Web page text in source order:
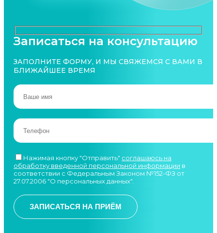
Записаться на консультацию
ЗАПОЛНИТЕ ФОРМУ, И МЫ СВЯЖЕМСЯ С ВАМИ В
БЛИЖАЙШЕЕ ВРЕМЯ
Нажимая кнопку "Отправить" соглашаюсь на
обработку введенной персональной информации в
соответствии с Федеральным Законом №152-ФЗ от
27.07.2006 "О персональных данных".